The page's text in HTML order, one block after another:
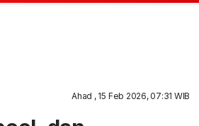
Ahad , 15 Feb 2026, 07:31 WIB